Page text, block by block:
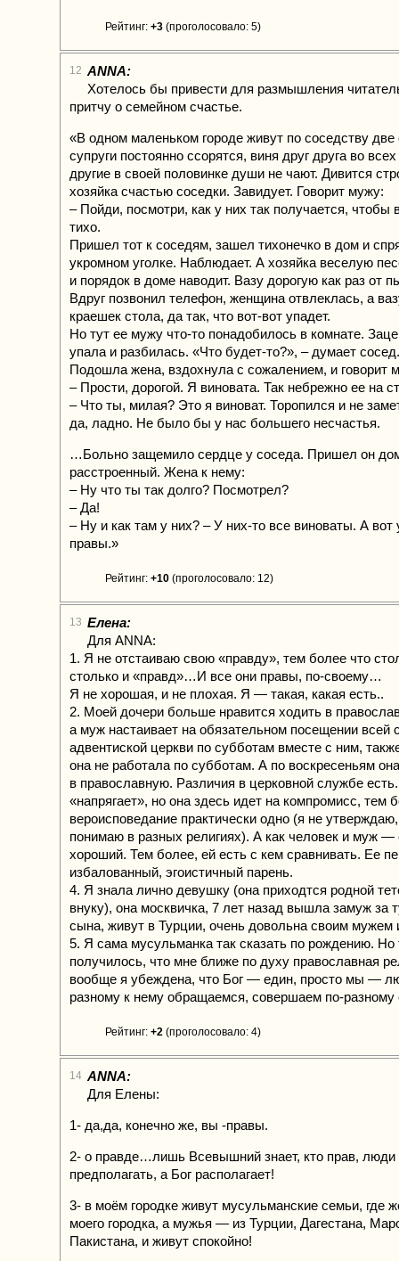
Рейтинг: +3 (проголосовало: 5)
12 ANNA:
Хотелось бы привести для размышления
притчу о семейном счастье.
«В одном маленьком городе живут по соседству
супруги постоянно ссорятся, виня друг друга во
другие в своей половинке души не чают. Дивится
хозяйка счастью соседки. Завидует. Говорит мужу:
– Пойди, посмотри, как у них так получается, чтобы
тихо.
Пришел тот к соседям, зашел тихонечко в дом и
укромном уголке. Наблюдает. А хозяйка веселую
и порядок в доме наводит. Вазу дорогую как раз от
Вдруг позвонил телефон, женщина отвлеклась, а
краешек стола, да так, что вот-вот упадет.
Но тут ее мужу что-то понадобилось в комнате.
упала и разбилась. «Что будет-то?», – думает сосед.
Подошла жена, вздохнула с сожалением, и говорит
– Прости, дорогой. Я виновата. Так небрежно ее на
– Что ты, милая? Это я виноват. Торопился и не
да, ладно. Не было бы у нас большего несчастья.
…Больно защемило сердце у соседа. Пришел он
расстроенный. Жена к нему:
– Ну что ты так долго? Посмотрел?
– Да!
– Ну и как там у них? – У них-то все виноваты. А вот
правы.»
Рейтинг: +10 (проголосовало: 12)
13 Елена:
Для ANNA:
1. Я не отстаиваю свою «правду», тем более что
столько и «правд»…И все они правы, по-своему…
Я не хорошая, и не плохая. Я — такая, какая есть..
2. Моей дочери больше нравится ходить в
а муж настаивает на обязательном посещении всей
адвентиской церкви по субботам вместе с ним,
она не работала по субботам. А по воскресеньям
в православную. Различия в церковной службе
«напрягает», но она здесь идет на компромисс, тем
вероисповедание практически одно (я не
понимаю в разных религиях). А как человек и муж —
хороший. Тем более, ей есть с кем сравнивать. Ее
избалованный, эгоистичный парень.
4. Я знала лично девушку (она приходтся родной
внуку), она москвичка, 7 лет назад вышла замуж за
сына, живут в Турции, очень довольна своим мужем
5. Я сама мусульманка так сказать по рождению. Но
получилось, что мне ближе по духу православная
вообще я убеждена, что Бог — един, просто мы —
разному к нему обращаемся, совершаем по-
Рейтинг: +2 (проголосовало: 4)
14 ANNA:
Для Елены:
1- да,да, конечно же, вы -правы.
2- о правде…лишь Всевышний знает, кто прав, люди
предполагать, а Бог располагает!
3- в моём городке живут мусульманские семьи, где
моего городка, а мужья — из Турции, Дагестана,
Пакистана, и живут спокойно!